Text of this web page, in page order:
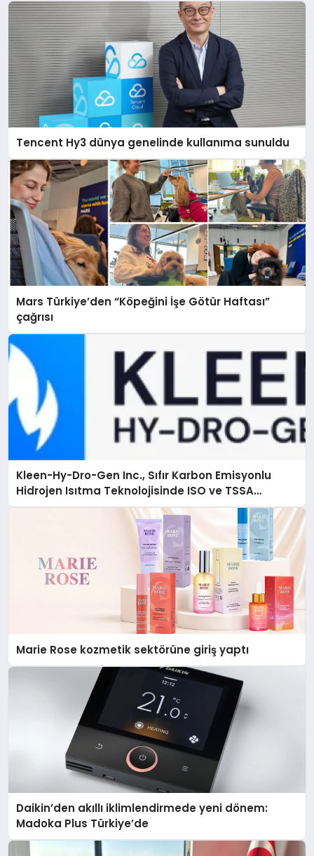
Tencent Hy3 dünya genelinde kullanıma sunuldu
Mars Türkiye’den “Köpeğini İşe Götür Haftası”
çağrısı
Kleen-Hy-Dro-Gen Inc., Sıfır Karbon Emisyonlu
Hidrojen Isıtma Teknolojisinde ISO ve TSSA
Düzenleyici Onaylarını Aldı
Marie Rose kozmetik sektörüne giriş yaptı
Daikin’den akıllı iklimlendirmede yeni dönem:
Madoka Plus Türkiye’de